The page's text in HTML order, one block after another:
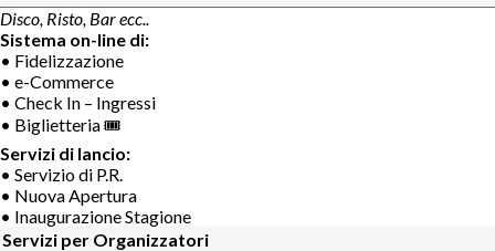
Disco, Risto, Bar ecc..
Sistema on-line di:
• Fidelizzazione
• e-Commerce
• Check In – Ingressi
• Biglietteria 🎟
Servizi di lancio:
• Servizio di P.R.
• Nuova Apertura
• Inaugurazione Stagione
Servizi per Organizzatori